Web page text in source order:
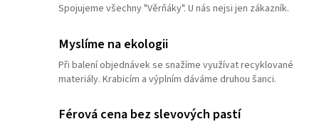
Spojujeme všechny "Věrňáky". U nás nejsi jen zákazník.
Myslíme na ekologii
Při balení objednávek se snažíme využívat recyklované
materiály. Krabicím a výplním dáváme druhou šanci.
Férová cena bez slevových pastí